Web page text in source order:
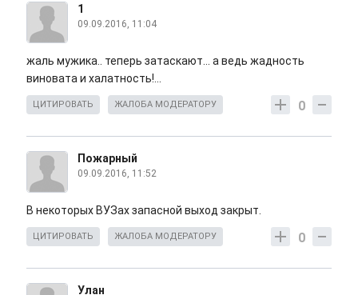
1
09.09.2016, 11:04
жаль мужика.. теперь затаскают... а ведь жадность
виновата и халатность!...
0
ЦИТИРОВАТЬ ЖАЛОБА МОДЕРАТОРУ
Пожарный
09.09.2016, 11:52
В некоторых ВУЗах запасной выход закрыт.
0
ЦИТИРОВАТЬ ЖАЛОБА МОДЕРАТОРУ
Улан